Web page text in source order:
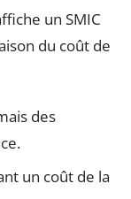
un SMIC
du coût de
des
un coût de la